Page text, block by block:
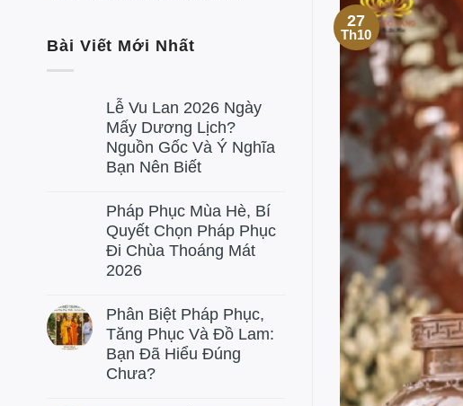
Bài Viết Mới Nhất
Lễ Vu Lan 2026 Ngày
Mấy Dương Lịch?
Nguồn Gốc Và Ý Nghĩa
Bạn Nên Biết
Pháp Phục Mùa Hè, Bí
Quyết Chọn Pháp Phục
Đi Chùa Thoáng Mát
2026
Phân Biệt Pháp Phục,
Tăng Phục Và Đồ Lam:
Bạn Đã Hiểu Đúng
Chưa?
27
Th10